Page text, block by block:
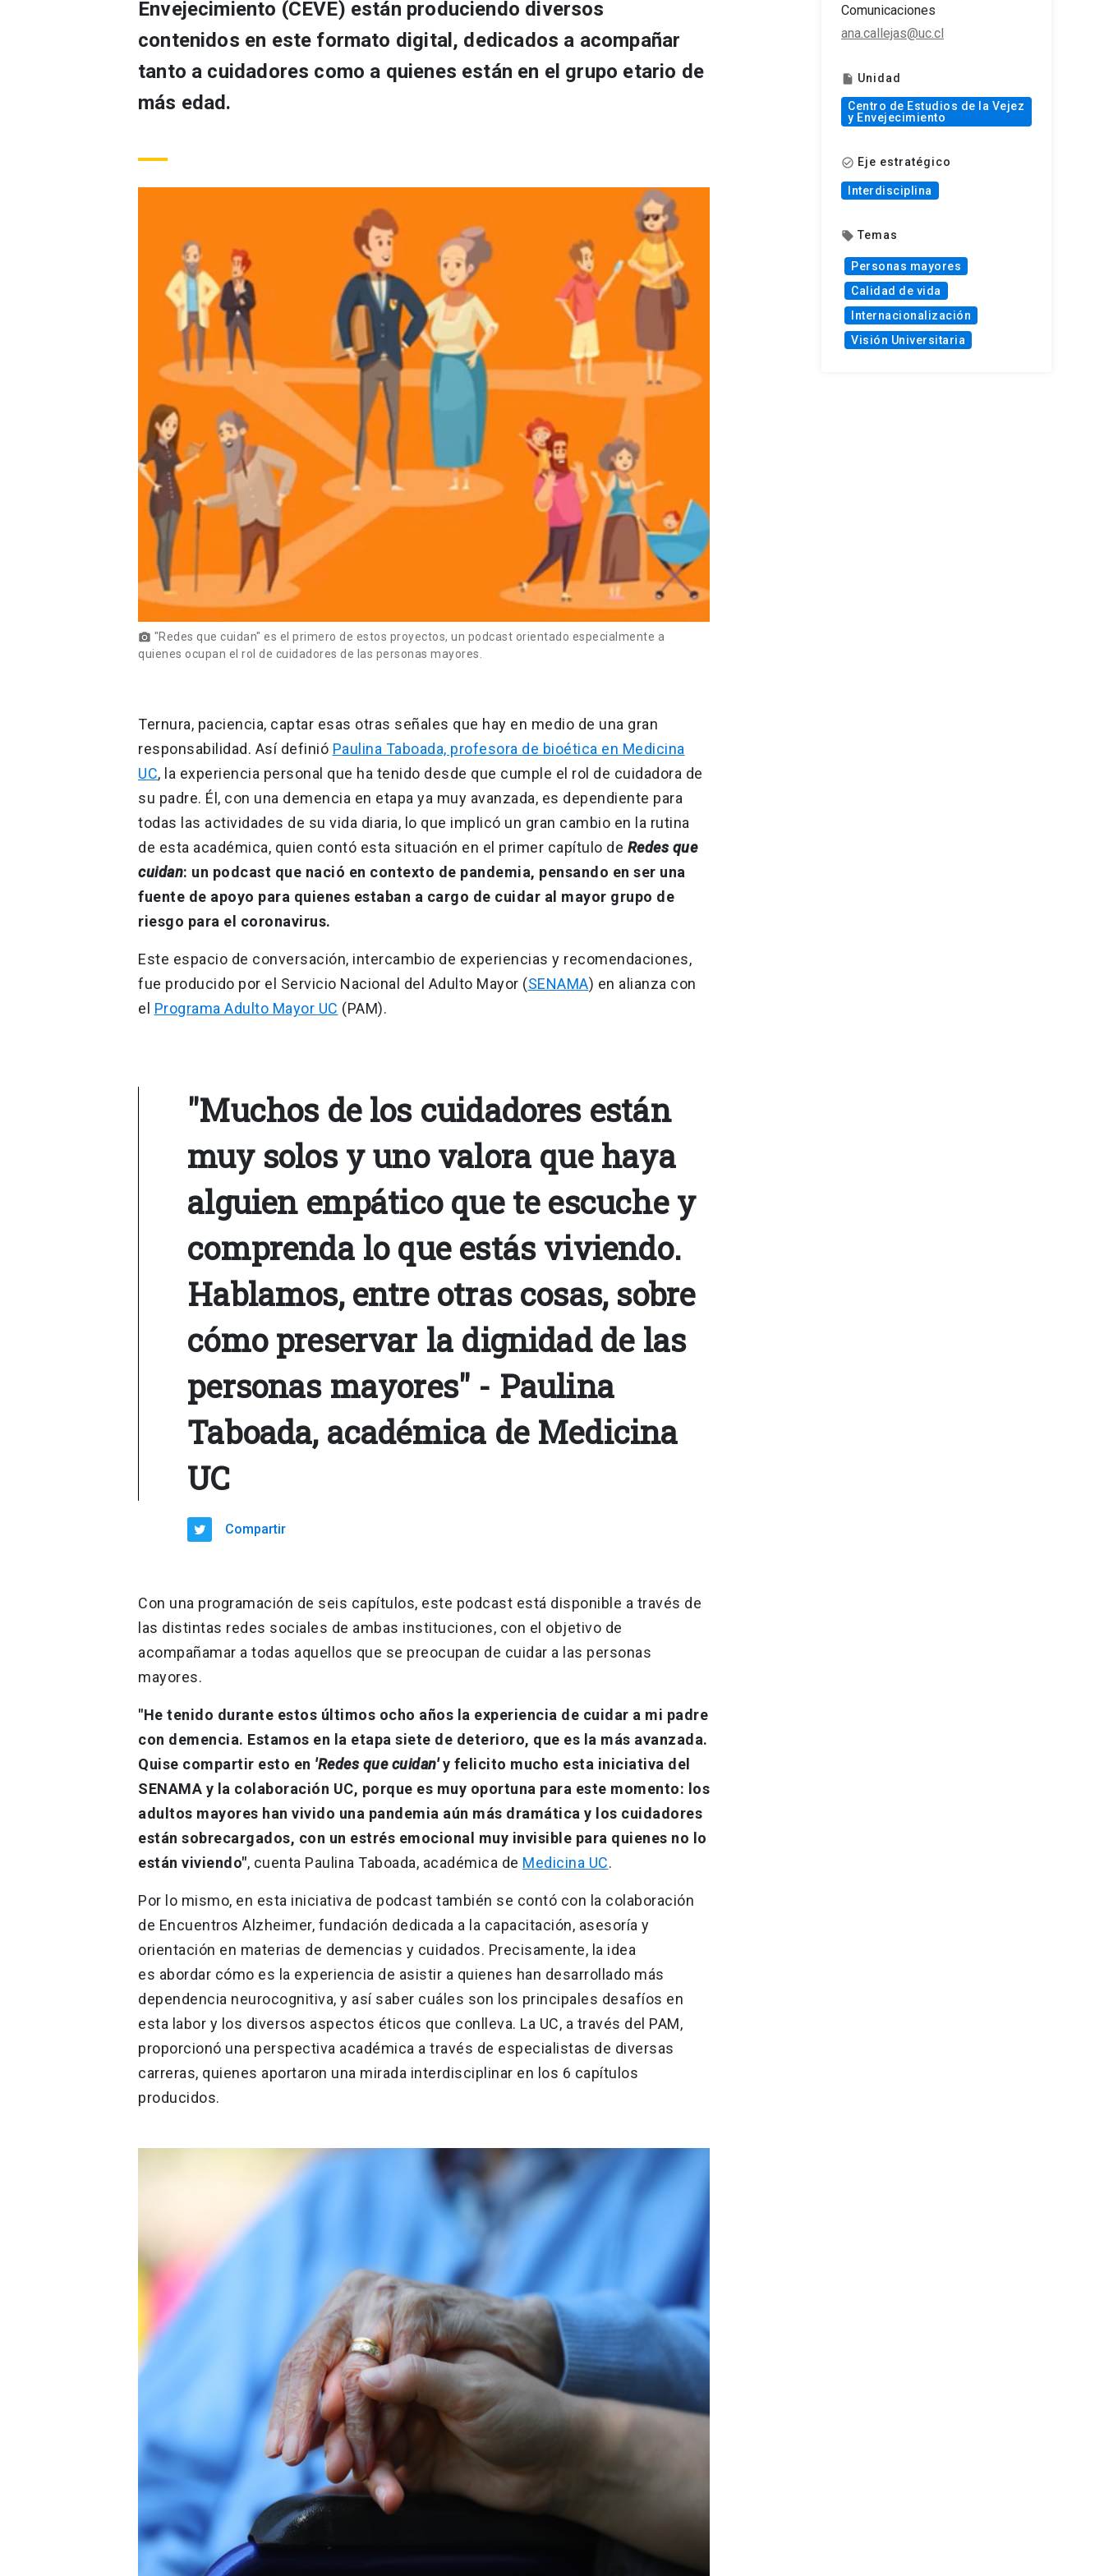
Envejecimiento (CEVE) están produciendo diversos
contenidos en este formato digital, dedicados a acompañar
tanto a cuidadores como a quienes están en el grupo etario de
más edad.
photo_camera "Redes que cuidan" es el primero de estos proyectos, un podcast orientado especialmente a
quienes ocupan el rol de cuidadores de las personas mayores.
Ternura, paciencia, captar esas otras señales que hay en medio de una gran
responsabilidad. Así definió Paulina Taboada, profesora de bioética en Medicina
UC, la experiencia personal que ha tenido desde que cumple el rol de cuidadora de
su padre. Él, con una demencia en etapa ya muy avanzada, es dependiente para
todas las actividades de su vida diaria, lo que implicó un gran cambio en la rutina
de esta académica, quien contó esta situación en el primer capítulo de Redes que
cuidan: un podcast que nació en contexto de pandemia, pensando en ser una
fuente de apoyo para quienes estaban a cargo de cuidar al mayor grupo de
riesgo para el coronavirus.
Este espacio de conversación, intercambio de experiencias y recomendaciones,
fue producido por el Servicio Nacional del Adulto Mayor (SENAMA) en alianza con
el Programa Adulto Mayor UC (PAM).
"Muchos de los cuidadores están
muy solos y uno valora que haya
alguien empático que te escuche y
comprenda lo que estás viviendo.
Hablamos, entre otras cosas, sobre
cómo preservar la dignidad de las
personas mayores" - Paulina
Taboada, académica de Medicina
UC
Compartir
Con una programación de seis capítulos, este podcast está disponible a través de
las distintas redes sociales de ambas instituciones, con el objetivo de
acompañamar a todas aquellos que se preocupan de cuidar a las personas
mayores.
"He tenido durante estos últimos ocho años la experiencia de cuidar a mi padre
con demencia. Estamos en la etapa siete de deterioro, que es la más avanzada.
Quise compartir esto en 'Redes que cuidan'y felicito mucho esta iniciativa del
SENAMA y la colaboración UC, porque es muy oportuna para este momento: los
adultos mayores han vivido una pandemia aún más dramática y los cuidadores
están sobrecargados, con un estrés emocional muy invisible para quienes no lo
están viviendo", cuenta Paulina Taboada, académica de Medicina UC.
Por lo mismo, en esta iniciativa de podcast también se contó con la colaboración
de Encuentros Alzheimer, fundación dedicada a la capacitación, asesoría y
orientación en materias de demencias y cuidados. Precisamente, la idea
es abordar cómo es la experiencia de asistir a quienes han desarrollado más
dependencia neurocognitiva, y así saber cuáles son los principales desafíos en
esta labor y los diversos aspectos éticos que conlleva. La UC, a través del PAM,
proporcionó una perspectiva académica a través de especialistas de diversas
carreras, quienes aportaron una mirada interdisciplinar en los 6 capítulos
producidos.
Comunicaciones
ana.callejas@uc.cl
insert_drive_file Unidad
Centro de Estudios de la Vejez
y Envejecimiento
check_circle_outline Eje estratégico
Interdisciplina
local_offer Temas
Personas mayores
Calidad de vida
Internacionalización
Visión Universitaria